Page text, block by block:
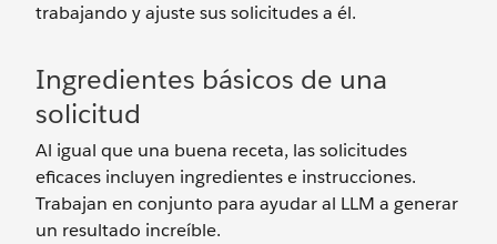
trabajando y ajuste sus solicitudes a él.
Ingredientes básicos de una
solicitud
Al igual que una buena receta, las solicitudes
eficaces incluyen ingredientes e instrucciones.
Trabajan en conjunto para ayudar al LLM a generar
un resultado increíble.